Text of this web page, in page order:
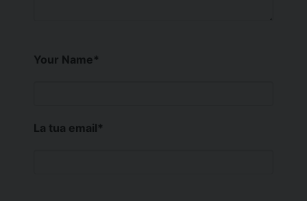
Your Name*
La tua email*